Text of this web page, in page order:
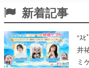
新着記事
“ｽ
井
ミ